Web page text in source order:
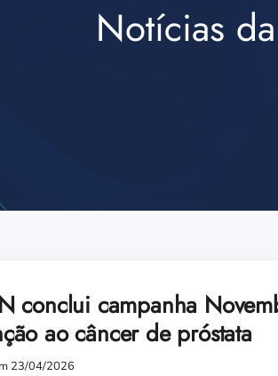
Notícias
conclui campanha
ao câncer de próstata
23/04/2026